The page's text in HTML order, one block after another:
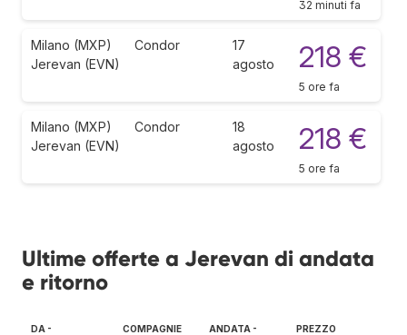
32 minuti fa
Milano (MXP)
Jerevan (EVN)
Condor
17
agosto
218 €
5 ore fa
Milano (MXP)
Jerevan (EVN)
Condor
18
agosto
218 €
5 ore fa
Ultime offerte a Jerevan di andata
e ritorno
DA -
COMPAGNIE
ANDATA -
PREZZO